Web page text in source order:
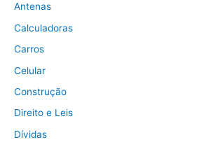
Antenas
Calculadoras
Carros
Celular
Construção
Direito e Leis
Dívidas